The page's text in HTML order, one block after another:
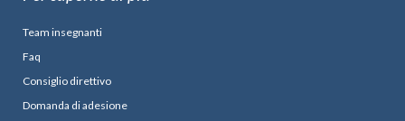
Team insegnanti
Faq
Consiglio direttivo
Domanda di adesione